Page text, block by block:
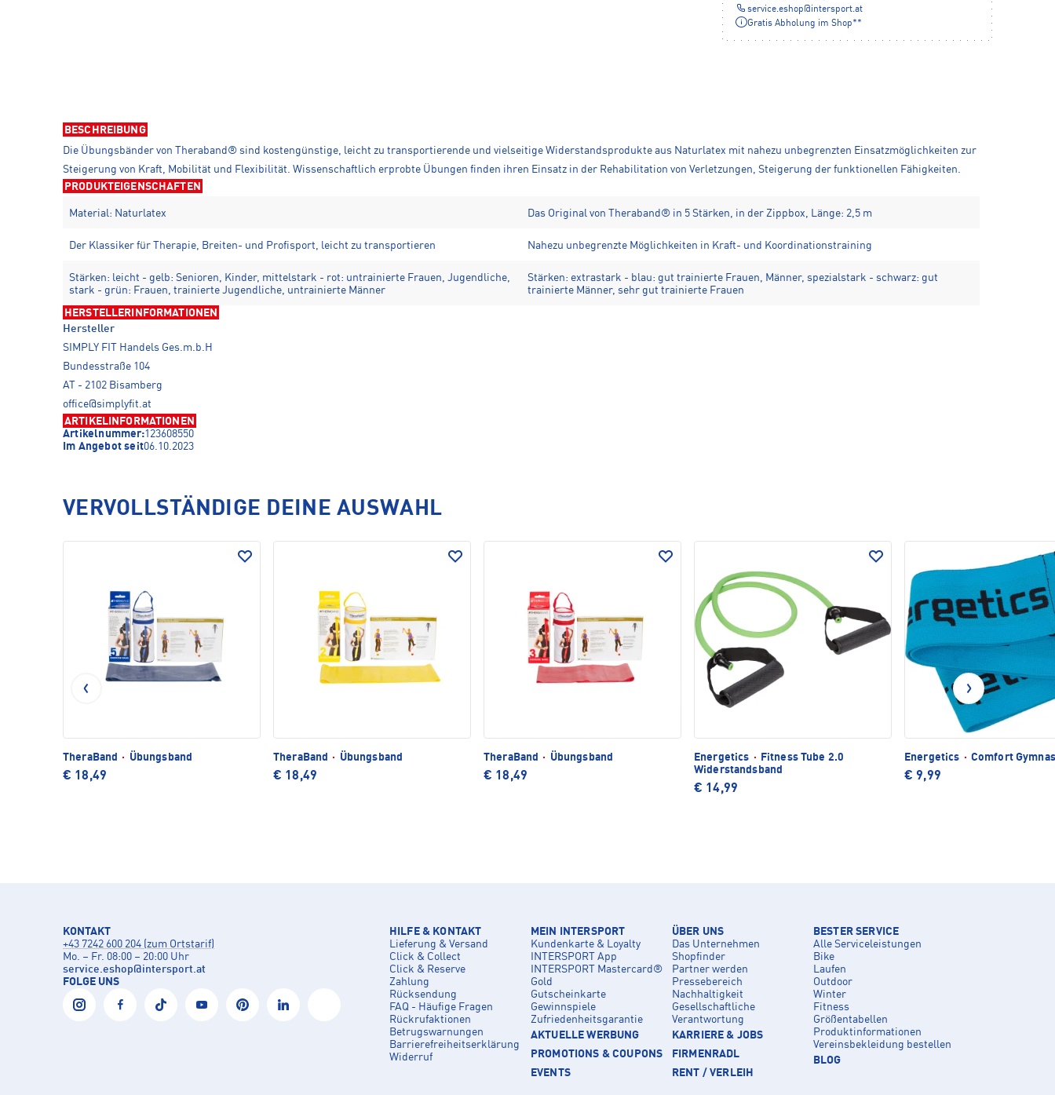
service.eshop@intersport.at
Gratis Abholung im Shop**
BESCHREIBUNG
Die Übungsbänder von Theraband® sind kostengünstige, leicht zu transportierende und vielseitige Widerstandsprodukte aus Naturlatex mit nahezu unbegrenzten Einsatzmöglichkeiten zur
Steigerung von Kraft, Mobilität und Flexibilität. Wissenschaftlich erprobte Übungen finden ihren Einsatz in der Rehabilitation von Verletzungen, Steigerung der funktionellen Fähigkeiten.
PRODUKTEIGENSCHAFTEN
Material: Naturlatex Das Original von Theraband® in 5 Stärken, in der Zippbox, Länge: 2,5 m
Der Klassiker für Therapie, Breiten- und Profisport, leicht zu transportieren Nahezu unbegrenzte Möglichkeiten in Kraft- und Koordinationstraining
Stärken: leicht - gelb: Senioren, Kinder, mittelstark - rot: untrainierte Frauen, Jugendliche,
stark - grün: Frauen, trainierte Jugendliche, untrainierte Männer
Stärken: extrastark - blau: gut trainierte Frauen, Männer, spezialstark - schwarz: gut
trainierte Männer, sehr gut trainierte Frauen
HERSTELLERINFORMATIONEN
Hersteller
SIMPLY FIT Handels Ges.m.b.H
Bundesstraße 104
AT - 2102 Bisamberg
office@simplyfit.at
ARTIKELINFORMATIONEN
Artikelnummer:123608550
Im Angebot seit06.10.2023
VERVOLLSTÄNDIGE DEINE AUSWAHL
TheraBand · Übungsband
€ 18,49
TheraBand · Übungsband
€ 18,49
TheraBand · Übungsband
€ 18,49
Energetics ·
Fitness Tube 2.0
Widerstandsband
€ 14,99
Energetics · Comfort
€ 9,99
KONTAKT
+43 7242 600 204 (zum Ortstarif)
Mo. – Fr. 08:00 – 20:00 Uhr
service.eshop@intersport.at
FOLGE UNS
HILFE & KONTAKT
Lieferung & Versand
Click & Collect
Click & Reserve
Zahlung
Rücksendung
FAQ - Häufige Fragen
Rückrufaktionen
Betrugswarnungen
Barrierefreiheitserklärung
Widerruf
MEIN INTERSPORT
Kundenkarte & Loyalty
INTERSPORT App
INTERSPORT Mastercard®
Gold
Gutscheinkarte
Gewinnspiele
Zufriedenheitsgarantie
AKTUELLE WERBUNG
PROMOTIONS & COUPONS
EVENTS
ÜBER UNS
Das Unternehmen
Shopfinder
Partner werden
Pressebereich
Nachhaltigkeit
Gesellschaftliche
Verantwortung
KARRIERE & JOBS
FIRMENRADL
RENT / VERLEIH
BESTER SERVICE
Alle Serviceleistungen
Bike
Laufen
Outdoor
Winter
Fitness
Größentabellen
Produktinformationen
Vereinsbekleidung bestellen
BLOG